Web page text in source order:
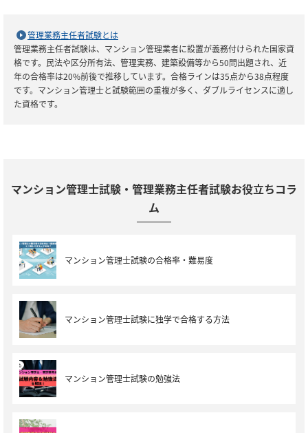
管理業務主任者試験とは
管理業務主任者試験は、マンション管理業者に設置が義務付けられた国家資
格です。民法や区分所有法、管理実務、建築設備等から50問出題され、近
年の合格率は20%前後で推移しています。合格ラインは35点から38点程度
です。マンション管理士と試験範囲の重複が多く、ダブルライセンスに適し
た資格です。
マンション管理士試験・管理業務主任者試験お役立ちコラ
ム
マンション管理士試験の合格率・難易度
マンション管理士試験に独学で合格する方法
マンション管理士試験の勉強法